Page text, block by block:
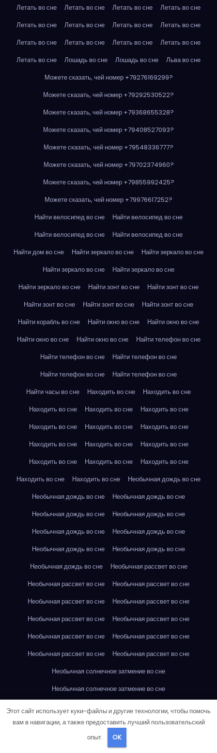
Летать во сне
Летать во сне Летать во сне
Летать во сне
Летать во сне
Летать во сне Летать во сне
Летать во сне
Летать во сне
Летать во сне Летать во сне
Летать во сне
Летать во сне
Лошадь во сне Лошадь во сне
Льва во сне
Можете сказать, чей номер +79276169299?
Можете сказать, чей номер +79292530522?
Можете сказать, чей номер +79368655328?
Можете сказать, чей номер +79408527093?
Можете сказать, чей номер +79548336777?
Можете сказать, чей номер +79702374960?
Можете сказать, чей номер +79855992425?
Можете сказать, чей номер +79976617252?
Найти велосипед во сне
Найти велосипед во сне
Найти велосипед во сне
Найти велосипед во сне
Найти дом во сне
Найти зеркало во сне
Найти зеркало во сне
Найти зеркало во сне
Найти зеркало во сне
Найти зеркало во сне
Найти зонт во сне
Найти зонт во сне
Найти зонт во сне
Найти зонт во сне
Найти зонт во сне
Найти корабль во сне
Найти окно во сне
Найти окно во сне
Найти окно во сне
Найти окно во сне
Найти телефон во сне
Найти телефон во сне
Найти телефон во сне
Найти телефон во сне
Найти телефон во сне
Найти часы во сне
Находить во сне
Находить во сне
Находить во сне
Находить во сне
Находить во сне
Находить во сне
Находить во сне
Находить во сне
Находить во сне
Находить во сне
Находить во сне
Находить во сне
Находить во сне
Находить во сне
Находить во сне
Находить во сне
Необычная дождь во сне
Необычная дождь во сне
Необычная дождь во сне
Необычная дождь во сне
Необычная дождь во сне
Необычная дождь во сне
Необычная дождь во сне
Необычная дождь во сне
Необычная дождь во сне
Необычная дождь во сне
Необычная рассвет во сне
Необычная рассвет во сне
Необычная рассвет во сне
Необычная рассвет во сне
Необычная рассвет во сне
Необычная рассвет во сне
Необычная рассвет во сне
Необычная рассвет во сне
Необычная рассвет во сне
Необычная рассвет во сне
Необычная рассвет во сне
Необычная солнечное затмение во сне
Необычная солнечное затмение во сне
Необычная солнечное затмение во сне
Необычная солнечное затмение во сне
Необычная солнечное затмение во сне
Этот сайт использует куки-файлы и другие технологии, чтобы помочь
вам в навигации, а также предоставить лучший пользовательский
опыт.
OK